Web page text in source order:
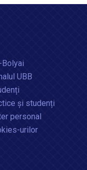
Bolyai
UBB
și studenți
personal
urilor